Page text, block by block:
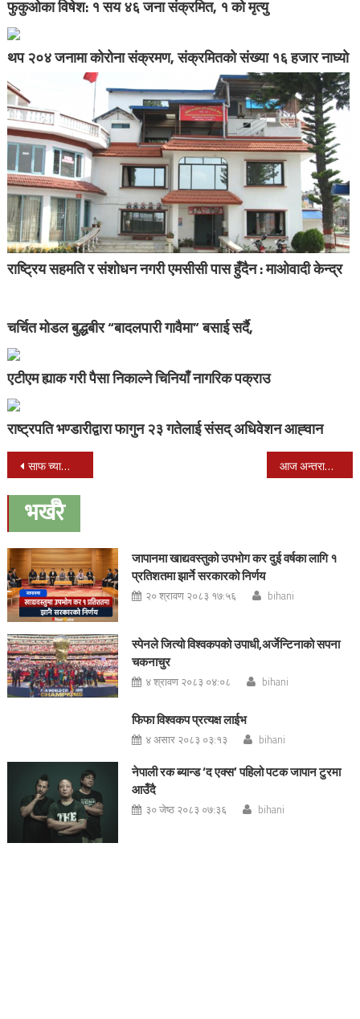
फुकुओका विषेश: १ सय ४६ जना संक्रमित, १ को मृत्यु
थप २०४ जनामा कोरोना संक्रमण, संक्रमितको संख्या १६ हजार नाघ्यो
राष्ट्रिय सहमति र संशोधन नगरी एमसीसी पास हुँदैन : माओवादी केन्द्र
चर्चित मोडल बुद्धबीर “बादलपारी गावैमा” बसाई सर्दै,
एटीएम ह्याक गरी पैसा निकाल्ने चिनियाँ नागरिक पक्राउ
राष्ट्रपति भण्डारीद्वारा फागुन २३ गतेलाई संसद् अधिवेशन आह्‍वान
Post
navigation
साफ च्याम्पियनसिपमा भुटानविरुद्ध नेपालको शानदार जित आज अन्तराष्ट्रिय साक्षरता दिवश
भर्खरै
जापानमा खाद्यवस्तुको उपभोग कर दुई वर्षका लागि १
प्रतिशतमा झार्ने सरकारको निर्णय
२० श्रावण २०८३ १७:५६ bihani
स्पेनले जित्यो विश्वकपको उपाधी,अर्जेन्टिनाको सपना
चकनाचुर
४ श्रावण २०८३ ०४:०८ bihani
फिफा विश्वकप प्रत्यक्ष लाईभ
४ असार २०८३ ०३:१३ bihani
नेपाली रक ब्यान्ड ‘द एक्स’ पहिलो पटक जापान टुरमा
आउँदै
३० जेष्ठ २०८३ ०७:३६ bihani